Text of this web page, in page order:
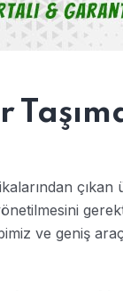
çıkan
ve geniş